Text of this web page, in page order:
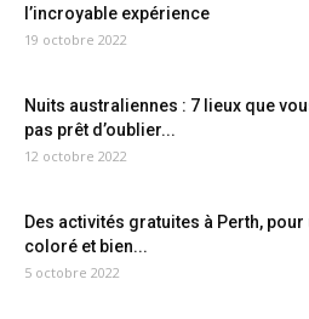
l’incroyable expérience
19 octobre 2022
Nuits australiennes : 7 lieux que
pas prêt d’oublier...
12 octobre 2022
Des activités gratuites à Perth, pour
coloré et bien...
5 octobre 2022